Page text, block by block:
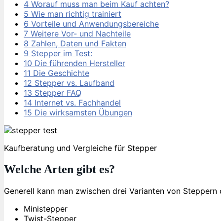
4 Worauf muss man beim Kauf achten?
5 Wie man richtig trainiert
6 Vorteile und Anwendungsbereiche
7 Weitere Vor- und Nachteile
8 Zahlen, Daten und Fakten
9 Stepper im Test:
10 Die führenden Hersteller
11 Die Geschichte
12 Stepper vs. Laufband
13 Stepper FAQ
14 Internet vs. Fachhandel
15 Die wirksamsten Übungen
Kaufberatung und Vergleiche für Stepper
Welche Arten gibt es?
Generell kann man zwischen drei Varianten von Steppern
Ministepper
Twist-Stepper